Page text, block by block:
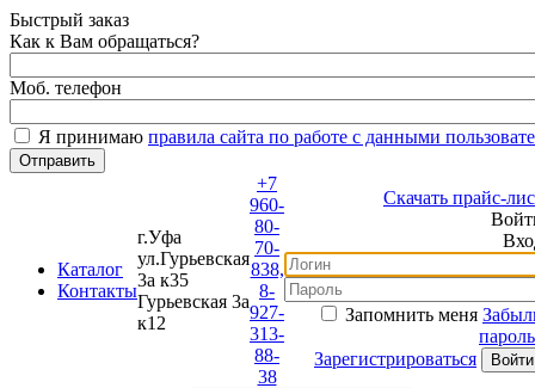
Быстрый заказ
Как к Вам обращаться?
Моб. телефон
Я принимаюправила сайта по работе с данными
Каталог
Контакты
г.Уфа
ул.Гурьевская
3а к35
Гурьевская 3а
к12
+7
960-
80-
70-
838,
8-
927-
313-
88-
38
Скачать прайс-лист
Войти
Вход
Запомнить меня Забыли
пароль?
Зарегистрироваться